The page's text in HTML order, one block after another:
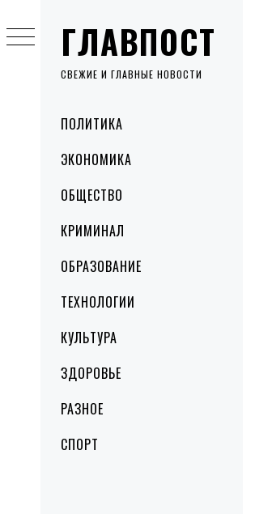
ГЛАВПОСТ
СВЕЖИЕ И ГЛАВНЫЕ НОВОСТИ
MenuПОЛИТИКА
ЭКОНОМИКА
ОБЩЕСТВО
КРИМИНАЛ
ОБРАЗОВАНИЕ
ТЕХНОЛОГИИ
КУЛЬТУРА
ЗДОРОВЬЕ
РАЗНОЕ
СПОРТ
to
content